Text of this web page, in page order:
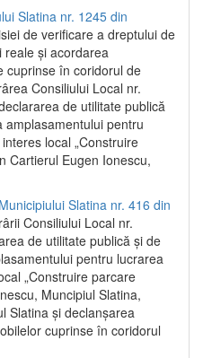
Slatina nr. 1245 din
de verificare a dreptului de
și acordarea
cuprinse în coridorul de
Consiliului Local nr.
de utilitate publică
pentru
local „Construire
Cartierul Eugen Ionescu,
Slatina nr. 416 din
Consiliului Local nr.
de utilitate publică și de
pentru lucrarea
„Construire parcare
Muncipiul Slatina,
Slatina și declanșarea
cuprinse în coridorul